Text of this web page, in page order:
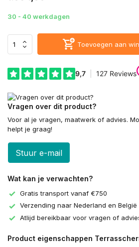
30 - 40 werkdagen
Toevoegen aan
Vragen over dit product?
Voor al je vragen, maatwerk of advies.
helpt je graag!
Stuur e-mail
Wat kan je verwachten?
Gratis transport vanaf €750
Verzending naar Nederland en België
Atlijd bereikbaar voor vragen of
Product eigenschappen